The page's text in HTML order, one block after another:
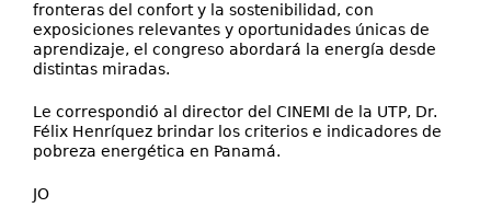
fronteras del confort y la sostenibilidad, con
exposiciones relevantes y oportunidades únicas de
aprendizaje, el congreso abordará la energía desde
distintas miradas.
Le correspondió al director del CINEMI de la UTP, Dr.
Félix Henríquez brindar los criterios e indicadores de
pobreza energética en Panamá.
JO